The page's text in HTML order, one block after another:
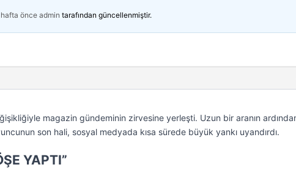
önce admin tarafından güncellenmiştir.
magazin gündeminin zirvesine yerleşti. Uzun bir aranın
son hali, sosyal medyada kısa sürede büyük yankı uyandırdı.
YAPTI”